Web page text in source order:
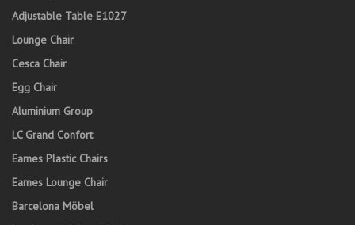
Adjustable Table E1027
Lounge Chair
Cesca Chair
Egg Chair
Aluminium Group
LC Grand Confort
Eames Plastic Chairs
Eames Lounge Chair
Barcelona Möbel